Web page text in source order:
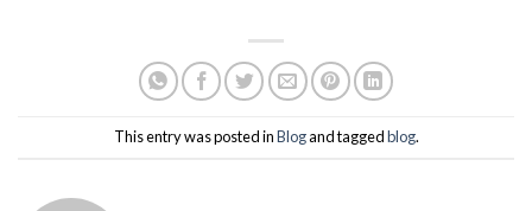
This entry was posted inBlogand taggedblog.